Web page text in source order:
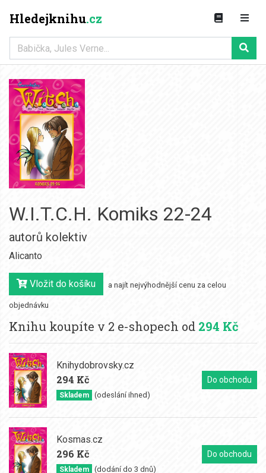
Hledejknihu.cz
W.I.T.C.H. Komiks 22-24
autorů kolektiv
Alicanto
Vložit do košíku a najít nejvýhodnější cenu za celou
objednávku
Knihu koupíte v 2 e-shopech od 294 Kč
Knihydobrovsky.cz
294 Kč
Skladem (odeslání ihned)
Do obchodu
Kosmas.cz
296 Kč
Skladem (dodání do 3 dnů)
Do obchodu